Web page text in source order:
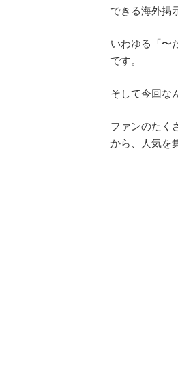
できる海外掲
いわゆる「〜
です。
そして今回な
ファンのたく
から、人気を